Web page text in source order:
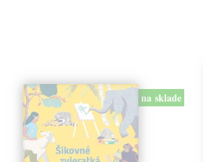
na sklade